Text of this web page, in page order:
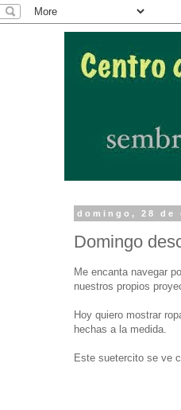
domingo, 28 de
Domingo
Me encanta navegar
nuestros propios
Hoy quiero mostrar
hechas a la medida.
Este suetercito se ve